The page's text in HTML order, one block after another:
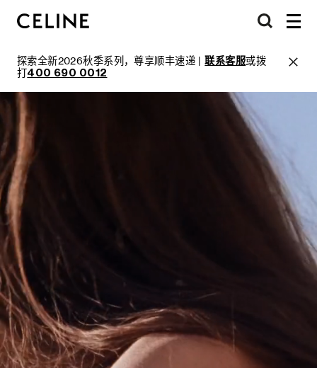
探索全新2026秋季系列，尊享顺丰速递 |联系客服或拨
打400 690 0012